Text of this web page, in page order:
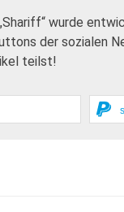
wurde
der sozialen
teilst!